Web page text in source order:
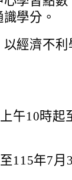
學分。
經濟不
午10時起
115年7月